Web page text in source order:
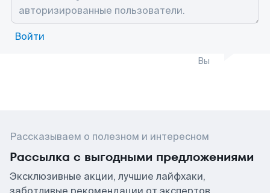
Войти
Вы
Рассказываем о полезном и интересном
Рассылка с выгодными предложениями
Эксклюзивные акции, лучшие лайфхаки,